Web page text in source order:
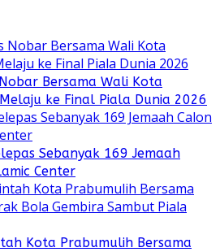
Bersama Wali Kota
ke Final Piala Dunia 2026
Sebanyak 169 Jemaah
Center
Kota Prabumulih Bersama